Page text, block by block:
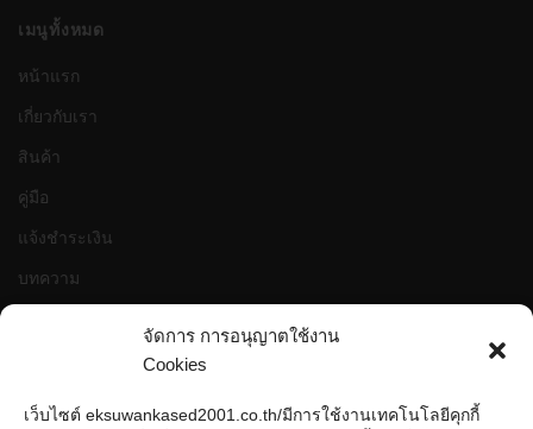
จัดการ การอนุญาตใช้งาน
Cookies
เว็บไซต์ eksuwankased2001.co.th/มีการใช้งานเทคโนโลยีคุกกี้
เมนูทั้งหมด
หน้าแรก
เกี่ยวกับเรา
สินค้า
คู่มือ
แจ้งชำระเงิน
บทความ
สถิติเว็บไซต์